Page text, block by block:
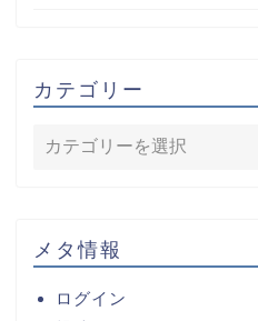
カテゴリー
メタ情報
ログイン